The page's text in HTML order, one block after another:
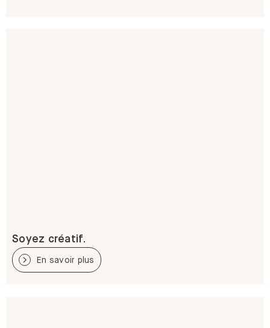
Soyez créatif.
En savoir plus